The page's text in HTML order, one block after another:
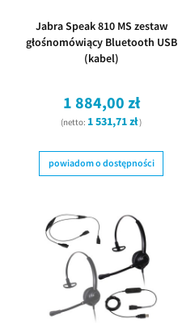
Jabra Speak 810 MS zestaw
głośnomówiący Bluetooth USB
(kabel)
1 884,00 zł
(netto: 1 531,71 zł)
powiadom o dostępności